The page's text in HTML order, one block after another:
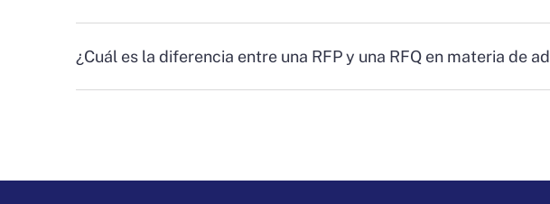
¿Cuál es la diferencia entre una RFP y una RFQ en materia de